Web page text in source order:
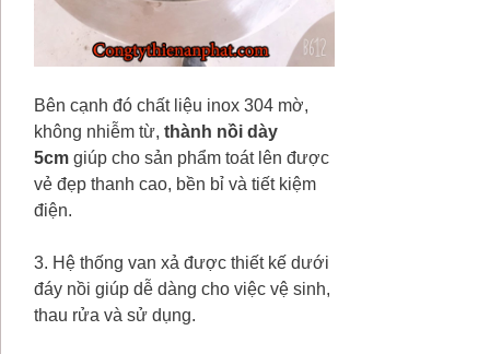
Bên cạnh đó chất liệu inox 304 mờ,
không nhiễm từ, thành nồi dày
5cm giúp cho sản phẩm toát lên được
vẻ đẹp thanh cao, bền bỉ và tiết kiệm
điện.
3. Hệ thống van xả được thiết kế dưới
đáy nồi giúp dễ dàng cho việc vệ sinh,
thau rửa và sử dụng.